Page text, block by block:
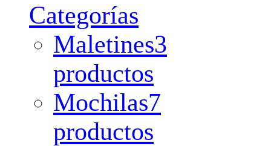
Categorías
Maletines3
productos
Mochilas7
productos